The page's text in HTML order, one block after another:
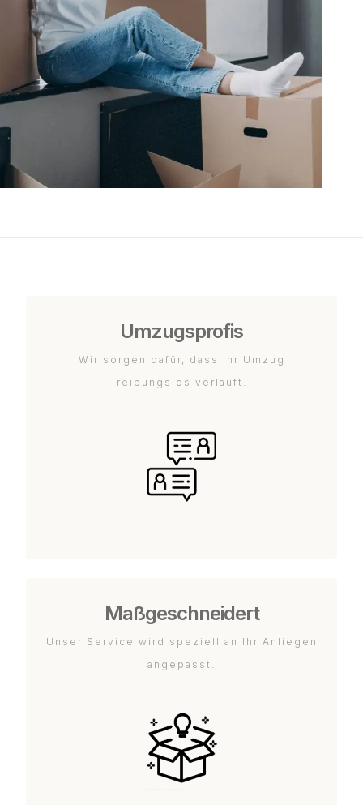
Umzugsprofis
Wir sorgen dafür, dass Ihr Umzug
reibungslos verläuft.
Maßgeschneidert
Unser Service wird speziell an Ihr Anliegen
angepasst.